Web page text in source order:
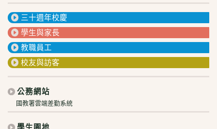
三十週年校慶
學生與家長
教職員工
校友與訪客
公務網站
國教署雲端差勤系統